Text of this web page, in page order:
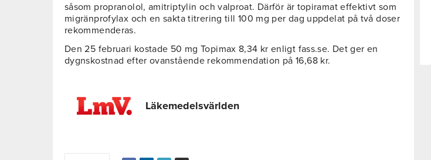
såsom propranolol, amitriptylin och valproat. Därför är topiramat effektivt som
migränprofylax och en sakta titrering till 100 mg per dag uppdelat på två doser
rekommenderas.
Den 25 februari kostade 50 mg Topimax 8,34 kr enligt fass.se. Det ger en
dygnskostnad efter ovanstående rekommendation på 16,68 kr.
Läkemedelsvärlden